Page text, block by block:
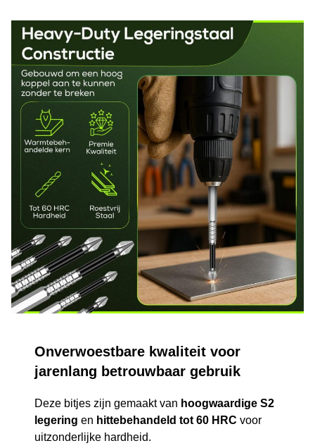
Onverwoestbare kwaliteit voor
jarenlang betrouwbaar gebruik
Deze bitjes zijn gemaakt van hoogwaardige S2
legering en hittebehandeld tot 60 HRC voor
uitzonderlijke hardheid.